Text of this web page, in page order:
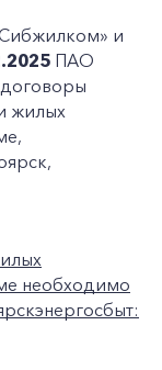
и
ПАО
договоры
жилых
необходимо